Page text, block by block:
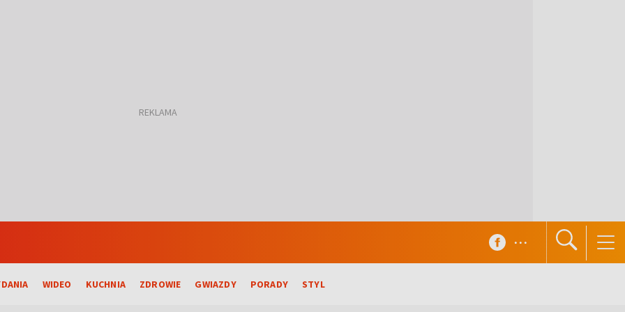
WIDEO KUCHNIA ZDROWIE GWIAZDY PORADY STYL
...